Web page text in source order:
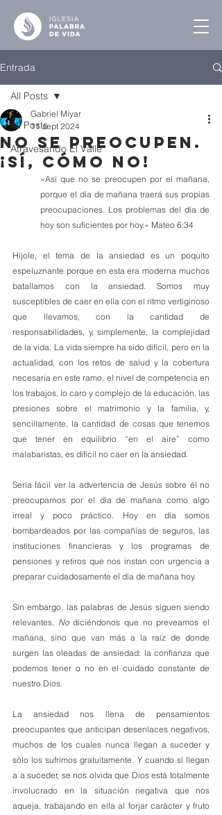
Entrada
All Posts
Atravesando El Valle
All Posts
No se Preocupen.
¡Sí, Cómo no!
Gabriel Miyar
11 sept 2024
»Así que no se preocupen por el mañana,
porque el día de mañana traerá sus propias
preocupaciones. Los problemas del día de
hoy son suficientes por hoy.« Mateo 6:34
Híjole, el tema de la ansiedad es un poquito
espeluznante porque en esta era moderna muchos
batallamos con la ansiedad. Somos muy
susceptibles de caer en ella con el ritmo vertiginoso
que llevamos, con la cantidad de
responsabilidades, y, simplemente, la complejidad
de la vida. La vida siempre ha sido difícil, pero en la
actualidad, con los retos de salud y la cobertura
necesaria en este ramo, el nivel de competencia en
los trabajos, lo caro y complejo de la educación, las
presiones sobre el matrimonio y la familia, y,
sencillamente, la cantidad de cosas que tenemos
que tener en equilibrio “en el aire” como
malabaristas, es difícil no caer en la ansiedad.
Sería fácil ver la advertencia de Jesús sobre él no
preocuparnos por el día de mañana como algo
irreal y poco práctico. Hoy en día somos
bombardeados por las compañías de seguros, las
instituciones financieras y los programas de
pensiones y retiros que nos instan con urgencia a
preparar cuidadosamente el día de mañana hoy.
Sin embargo, las palabras de Jesús siguen siendo
relevantes. No diciéndonos que no preveamos el
mañana, sino que van más a la raíz de donde
surgen las oleadas de ansiedad: la confianza que
podemos tener o no en el cuidado constante de
nuestro Dios.
La ansiedad nos llena de pensamientos
preocupantes que anticipan desenlaces negativos,
muchos de los cuales nunca llegan a suceder y
sólo los sufrimos gratuitamente. Y cuando sí llegan
a a suceder, se nos olvida que Dios está totalmente
involucrado en la situación negativa que nos
aqueja, trabajando en ella al forjar carácter y fruto